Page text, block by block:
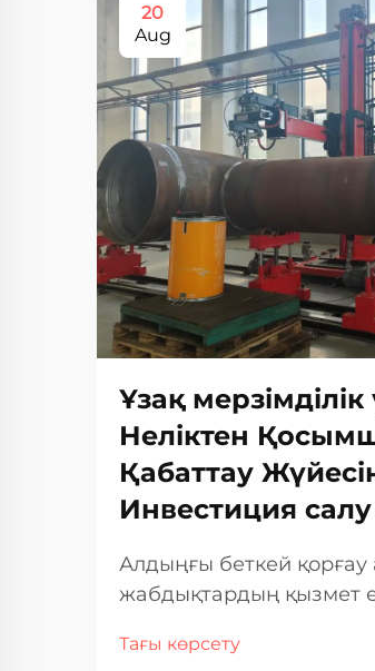
20
Aug
Ұзақ мерзімділік
Неліктен
Қабаттау
Инвестиция
Алдыңғы беткей
жабдықтардың қызмет
үйкеліске, коррозияға
Тағы көрсету